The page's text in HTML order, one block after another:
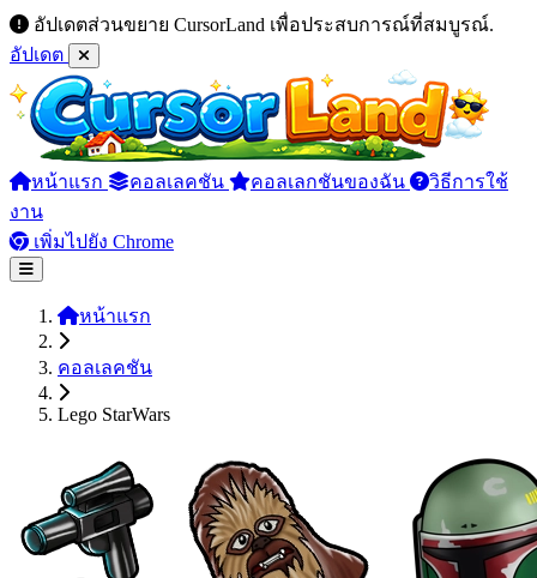
อัปเดตส่วนขยาย CursorLand เพื่อประสบการณ์ที่สมบูรณ์.
อัปเดต
หน้าแรก คอลเลคชัน คอลเลกชันของฉัน
วิธีการใช้
งาน
เพิ่มไปยัง Chrome
หน้าแรก
คอลเลคชัน
Lego StarWars